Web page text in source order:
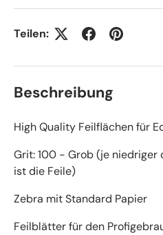
Teilen:
Beschreibung
High Quality Feilflächen für
Grit: 100 - Grob (je niedriger
ist die Feile)
Zebra mit Standard Papier
Feilblätter für den